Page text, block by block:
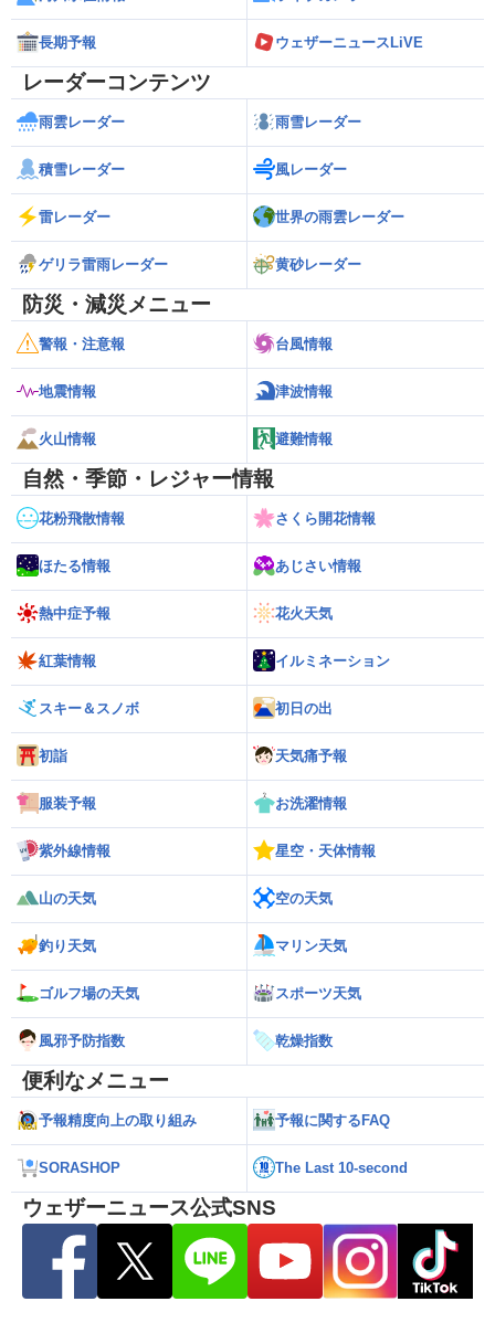
長期予報 ウェザーニュースLiVE
レーダーコンテンツ
雨雲レーダー 雨雪レーダー
積雪レーダー 風レーダー
雷レーダー 世界の雨雲レーダー
ゲリラ雷雨レーダー 黄砂レーダー
防災・減災メニュー
警報・注意報 台風情報
地震情報 津波情報
火山情報 避難情報
自然・季節・レジャー情報
花粉飛散情報 さくら開花情報
ほたる情報 あじさい情報
熱中症予報 花火天気
紅葉情報 イルミネーション
スキー＆スノボ 初日の出
初詣 天気痛予報
服装予報 お洗濯情報
紫外線情報 星空・天体情報
山の天気 空の天気
釣り天気 マリン天気
ゴルフ場の天気 スポーツ天気
風邪予防指数 乾燥指数
便利なメニュー
予報精度向上の取り組み 予報に関するFAQ
SORASHOP The Last 10-second
ウェザーニュース公式SNS